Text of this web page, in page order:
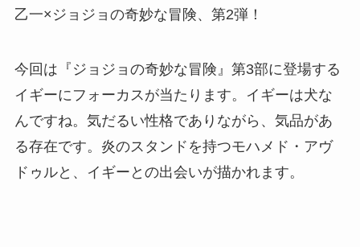
乙一×ジョジョの奇妙な冒険、第2弾！
今回は『ジョジョの奇妙な冒険』第3部に登場する
イギーにフォーカスが当たります。イギーは犬な
んですね。気だるい性格でありながら、気品があ
る存在です。炎のスタンドを持つモハメド・アヴ
ドゥルと、イギーとの出会いが描かれます。